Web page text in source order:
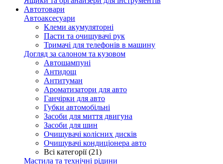
Автотовари
Автоаксесуари
Клеми акумуляторні
Пасти та очищувачі рук
Тримачі для телефонів в машину
Догляд за салоном та кузовом
Автошампуні
Антидощ
Антитуман
Ароматизатори для авто
Ганчірки для авто
Губки автомобільні
Засоби для миття двигуна
Засоби для шин
Очищувачі колісних дисків
Очищувачі кондиціонера авто
Всі категорії (21)
Мастила та технічні рідини